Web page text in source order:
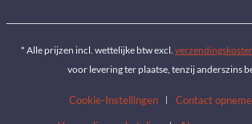
* Alle prijzen incl. wettelijke btw excl.
voor levering ter plaatse, tenzij anderszins
Cookie-Instellingen
Contact